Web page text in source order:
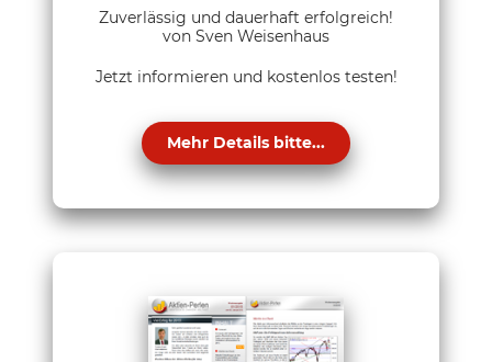
Zuverlässig und dauerhaft erfolgreich!
von Sven Weisenhaus
Jetzt informieren und kostenlos testen!
Mehr Details bitte...